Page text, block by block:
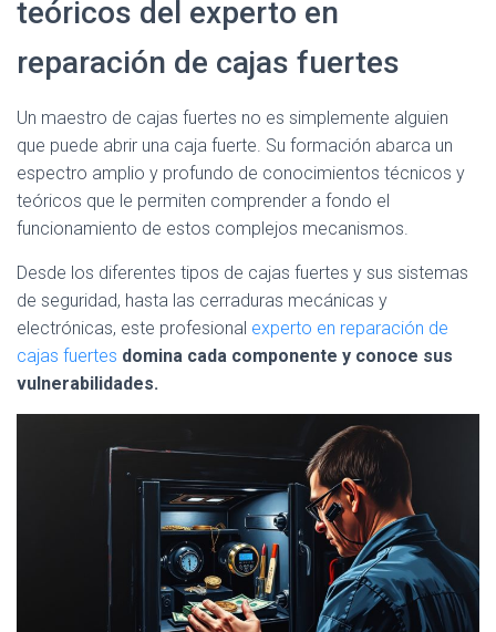
teóricos del experto en
reparación de cajas fuertes
Un maestro de cajas fuertes no es simplemente alguien
que puede abrir una caja fuerte. Su formación abarca un
espectro amplio y profundo de conocimientos técnicos y
teóricos que le permiten comprender a fondo el
funcionamiento de estos complejos mecanismos.
Desde los diferentes tipos de cajas fuertes y sus sistemas
de seguridad, hasta las cerraduras mecánicas y
electrónicas, este profesional experto en reparación de
cajas fuertes domina cada componente y conoce sus
vulnerabilidades.